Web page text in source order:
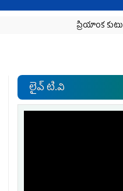
ప్రియాంక కుటుంబానికి
లైవ్ టి.వి